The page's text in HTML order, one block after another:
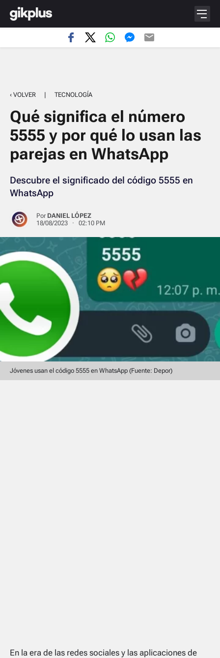
‹ VOLVER | TECNOLOGÍA
Qué significa el número
5555 y por qué lo usan las
parejas en WhatsApp
Descubre el significado del código 5555 en
WhatsApp
Por DANIEL LÓPEZ
18/08/2023 · 02:10 PM
Jóvenes usan el código 5555 en WhatsApp (Fuente: Depor)
En la era de las redes sociales y las aplicaciones de